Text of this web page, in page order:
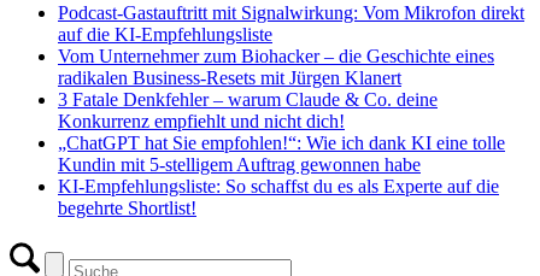
Podcast-Gastauftritt mit Signalwirkung: Vom Mikrofon direkt
auf die KI-Empfehlungsliste
Vom Unternehmer zum Biohacker – die Geschichte eines
radikalen Business-Resets mit Jürgen Klanert
3 Fatale Denkfehler – warum Claude & Co. deine
Konkurrenz empfiehlt und nicht dich!
„ChatGPT hat Sie empfohlen!“: Wie ich dank KI eine tolle
Kundin mit 5-stelligem Auftrag gewonnen habe
KI-Empfehlungsliste: So schaffst du es als Experte auf die
begehrte Shortlist!